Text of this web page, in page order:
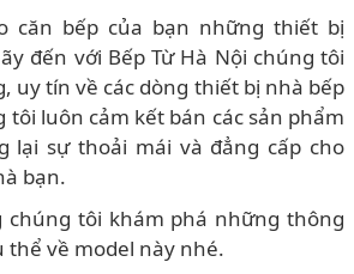
căn bếp của bạn những thiết bị
đến với Bếp Từ Hà Nội chúng tôi
uy tín về các dòng thiết bị nhà bếp
tôi luôn cảm kết bán các sản phẩm
lại sự thoải mái và đẳng cấp cho
bạn.
chúng tôi khám phá những thông
về model này nhé.